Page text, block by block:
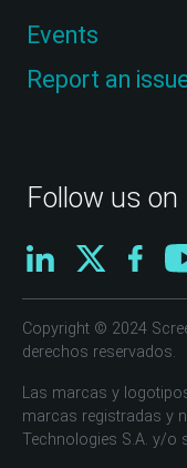
Follow us on
Events
Report an
Copyright © 2024
derechos reservados.
Las marcas y
marcas registradas y
Technologies S.A. y/o